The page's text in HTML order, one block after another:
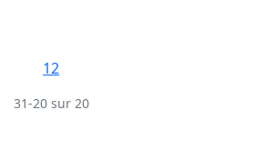
12
31-20 sur 20